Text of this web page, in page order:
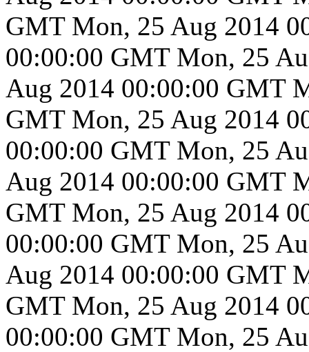
GMT Mon, 25 Aug 2014
00:00:00 GMT Mon, 25
Aug 2014 00:00:00 GMT
GMT Mon, 25 Aug 2014
00:00:00 GMT Mon, 25
Aug 2014 00:00:00 GMT
GMT Mon, 25 Aug 2014
00:00:00 GMT Mon, 25
Aug 2014 00:00:00 GMT
GMT Mon, 25 Aug 2014
00:00:00 GMT Mon, 25